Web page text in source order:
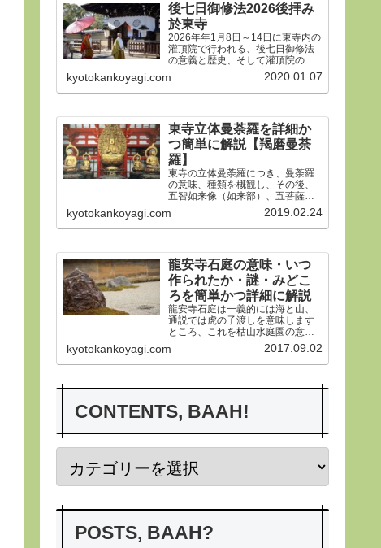
後七日御修法2026後拝み
於東寺
2026年年1月8日～14日に東寺内の
灌頂院で行われる、後七日御修法
の意義と歴史、そして灌頂院の内
部で何をするのかを解説した後、
14日の「後拝み」での灌頂院参拝
方法などをご紹介します。合掌。
kyotokankoyagi.com 2020.01.07
東寺立体曼荼羅を詳細か
つ簡単に解説【羯磨曼荼
羅】
東寺の立体曼荼羅につき、曼荼羅
の意味、種類を概観し、その後、
五智如来像（如来部）、五菩薩像
（菩薩部）、五大明王像（明王
部）につき、21体すべて、一体ず
つ簡潔にわかりやすく解説しま
kyotokankoyagi.com 2019.02.24
龍安寺石庭の意味・いつ
作られたか・謎・みどこ
ろを簡単かつ詳細に解説
龍安寺石庭は一義的には海と山、
通説では虎の子渡しを意味します
ところ、これを枯山水庭園の意義
から詳らかにします。その後、い
つ作られたかなど龍安寺の歴史や
謎、みどころにつき紹介申し上げ
kyotokankoyagi.com 2017.09.02
CONTENTS, BAAH!
POSTS, BAAH?